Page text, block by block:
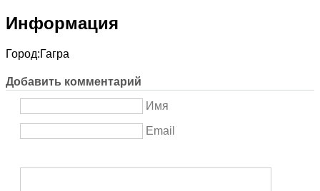
Информация
Город:Гагра
Добавить комментарий
Имя
Email